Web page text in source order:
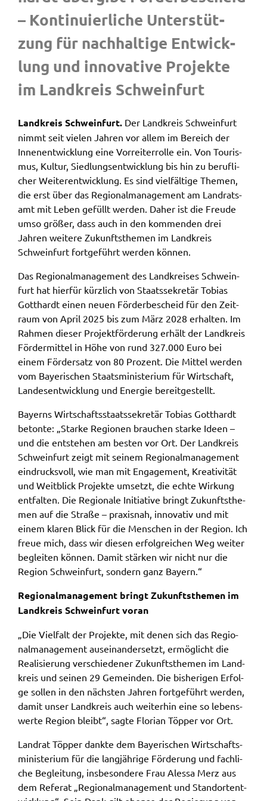
– Konti­nu­ier­li­che Unter­stüt­
zung für nach­hal­ti­ge Entwick­
lung und inno­va­ti­ve Projek­te
im Land­kreis Schwein­furt
Land­kreis Schwein­furt. Der Land­kreis Schwein­furt
nimmt seit vielen Jahren vor allem im Bereich der
Innen­ent­wick­lung eine Vorrei­ter­rol­le ein. Von Touris­
mus, Kultur, Sied­lungs­ent­wick­lung bis hin zu beruf­li­
cher Weiter­ent­wick­lung. Es sind viel­fäl­ti­ge Themen,
die erst über das Regio­nal­ma­nage­ment am Land­rats­
amt mit Leben gefüllt werden. Daher ist die Freu­de
umso größer, dass auch in den kommen­den drei
Jahren weite­re Zukunfts­the­men im Land­kreis
Schwein­furt fort­ge­führt werden können.
Das Regio­nal­ma­nage­ment des Land­krei­ses Schwein­
furt hat hier­für kürz­lich von Staats­se­kre­tär Tobi­as
Gott­hardt einen neuen Förder­be­scheid für den Zeit­
raum von April 2025 bis zum März 2028 erhal­ten. Im
Rahmen dieser Projekt­för­de­rung erhält der Land­kreis
Förder­mit­tel in Höhe von rund 327.000 Euro bei
einem Förder­satz von 80 Prozent. Die Mittel werden
vom Baye­ri­schen Staats­mi­nis­te­ri­um für Wirt­schaft,
Landes­ent­wick­lung und Ener­gie bereit­ge­stellt.
Bayerns Wirt­schafts­staats­se­kre­tär Tobi­as Gott­hardt
beton­te: „Star­ke Regio­nen brau­chen star­ke Ideen –
und die entste­hen am besten vor Ort. Der Land­kreis
Schwein­furt zeigt mit seinem Regio­nal­ma­nage­ment
eindrucks­voll, wie man mit Enga­ge­ment, Krea­ti­vi­tät
und Weit­blick Projek­te umsetzt, die echte Wirkung
entfal­ten. Die Regio­na­le Initia­ti­ve bringt Zukunfts­the­
men auf die Stra­ße – praxis­nah, inno­va­tiv und mit
einem klaren Blick für die Menschen in der Regi­on. Ich
freue mich, dass wir diesen erfolg­rei­chen Weg weiter
beglei­ten können. Damit stär­ken wir nicht nur die
Regi­on Schwein­furt, sondern ganz Bayern.“
Regio­nal­ma­nage­ment bringt Zukunfts­the­men im
Land­kreis Schwein­furt voran
„Die Viel­falt der Projek­te, mit denen sich das Regio­
nal­ma­nage­ment ausein­an­der­setzt, ermög­licht die
Reali­sie­rung verschie­de­ner Zukunfts­the­men im Land­
kreis und seinen 29 Gemein­den. Die bishe­ri­gen Erfol­
ge sollen in den nächs­ten Jahren fort­ge­führt werden,
damit unser Land­kreis auch weiter­hin eine so lebens­
wer­te Regi­on bleibt“, sagte Flori­an Töpper vor Ort.
Land­rat Töpper dank­te dem Baye­ri­schen Wirt­schafts­
mi­nis­te­ri­um für die lang­jäh­ri­ge Förde­rung und fach­li­
che Beglei­tung, insbe­son­de­re Frau Ales­sa Merz aus
dem Refe­rat „Regio­nal­ma­nage­ment und Stand­ort­ent­
Name:
accessibility
Anbieter:
Landratsamt Schweinfurt
Zweck:
Cookie Laufzeit:
Session
EXTERNE MEDIEN
Wir weisen darauf hin, dass die Verarbeitung Ihrer
Daten bei Aktivierung dieser Auswahlaußerhalb
des Verantwortungsbereichs des Landratsamtes
Schweinfurt liegt und hierfür ausschließlich die
gelten. Auf unserem Onlineangebot sind
Funktionen von YouTube zur Anzeige und
Wiedergabe von Videos eingebunden. Diese
Funktionen werden angeboten durch YouTube, LLC
901 Cherry Ave. San Bruno, CA 94066 USA,
unterliegen also nicht dem Schutzbereich der
Datenschutzgrundverordnung (DSGVO).
Hierbei wird der erweiterte Datenschutzmodus
Speicherung von Nutzerinformationen erst bei
Wiedergabe des/der Videos in Gang setzt. Wird die
Wiedergabe eingebetteter YouTube-Videos
gestartet, setzt YouTube Cookies ein, um
Informationen über das Nutzerverhalten zu
sammeln. Anders als bei Geltung der DSGVO
werden Sie insofern nicht erst um Einwilligung
gebeten. Zudem ist nach dem sog. CLOUD-Act der
USA eine Weitergabe an Regierungsbehörden zu
ermöglichen.
Weitere Informationen finden Sie in
YouTube
Anbieter:
YouTube
Zweck:
Einwilligung erweiterter Datenschutzmodus
Youtube Videos
Name:
consent-google-maps
Anbieter: